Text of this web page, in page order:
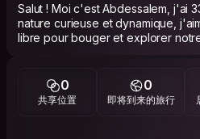
Salut ! Moi c'est Abdessalem, j'ai
nature curieuse et dynamique,
libre pour bouger et explorer
0
共享位置
0
即将到来的旅行